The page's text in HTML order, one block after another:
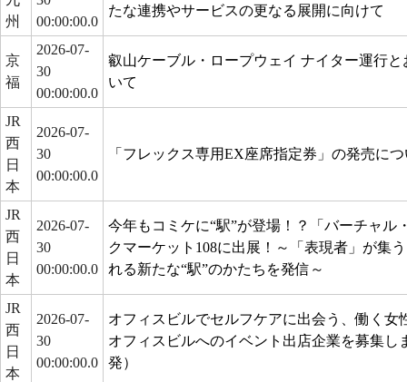
州
00:00:00.0
たな連携やサービスの更なる展開に向けて
京
福
2026-07-
30
00:00:00.0
叡山ケーブル・ロープウェイ ナイター運行
いて
JR
西
日
本
2026-07-
30
00:00:00.0
「フレックス専用EX座席指定券」の発売に
JR
西
日
本
2026-07-
30
00:00:00.0
今年もコミケに“駅”が登場！？「バーチャル
クマーケット108に出展！～「表現者」が集
れる新たな“駅”のかたちを発信～
JR
西
日
本
2026-07-
30
00:00:00.0
オフィスビルでセルフケアに出会う、働く女
オフィスビルへのイベント出店企業を募集し
発）